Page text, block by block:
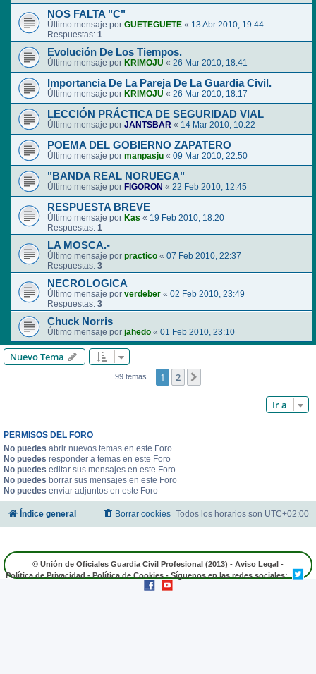
NOS FALTA "C"
Último mensaje por GUETEGUETE « 13 Abr 2010, 19:44
Respuestas: 1
Evolución De Los Tiempos.
Último mensaje por KRIMOJU « 26 Mar 2010, 18:41
Importancia De La Pareja De La Guardia Civil.
Último mensaje por KRIMOJU « 26 Mar 2010, 18:17
LECCIÓN PRÁCTICA DE SEGURIDAD VIAL
Último mensaje por JANTSBAR « 14 Mar 2010, 10:22
POEMA DEL GOBIERNO ZAPATERO
Último mensaje por manpasju « 09 Mar 2010, 22:50
"BANDA REAL NORUEGA"
Último mensaje por FIGORON « 22 Feb 2010, 12:45
RESPUESTA BREVE
Último mensaje por Kas « 19 Feb 2010, 18:20
Respuestas: 1
LA MOSCA.-
Último mensaje por practico « 07 Feb 2010, 22:37
Respuestas: 3
NECROLOGICA
Último mensaje por verdeber « 02 Feb 2010, 23:49
Respuestas: 3
Chuck Norris
Último mensaje por jahedo « 01 Feb 2010, 23:10
Nuevo Tema
99 temas 1 2
Ir a
PERMISOS DEL FORO
No puedes abrir nuevos temas en este Foro
No puedes responder a temas en este Foro
No puedes editar sus mensajes en este Foro
No puedes borrar sus mensajes en este Foro
No puedes enviar adjuntos en este Foro
Índice general Todos los horarios son UTC+02:00
Borrar cookies
© Unión de Oficiales Guardia Civil Profesional (2013) - Aviso Legal -
Política de Privacidad - Política de Cookies - Síguenos en las redes sociales: